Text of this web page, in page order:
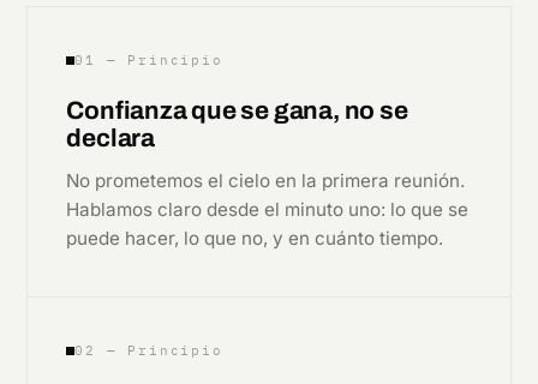
01 — Principio
Confianza que se gana, no se
declara
No prometemos el cielo en la primera reunión.
Hablamos claro desde el minuto uno: lo que se
puede hacer, lo que no, y en cuánto tiempo.
02 — Principio